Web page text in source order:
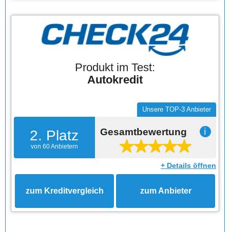
Produkt im Test:
Autokredit
2. Platz
von 60 Anbietern
Unsere TOP-3 Anbieter
Gesamtbewertung ℹ
+ Details öffnen
zum Kreditvergleich zum Anbieter